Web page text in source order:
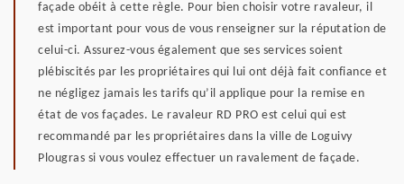
façade obéit à cette règle. Pour bien choisir votre ravaleur, il
est important pour vous de vous renseigner sur la réputation de
celui-ci. Assurez-vous également que ses services soient
plébiscités par les propriétaires qui lui ont déjà fait confiance et
ne négligez jamais les tarifs qu’il applique pour la remise en
état de vos façades. Le ravaleur RD PRO est celui qui est
recommandé par les propriétaires dans la ville de Loguivy
Plougras si vous voulez effectuer un ravalement de façade.